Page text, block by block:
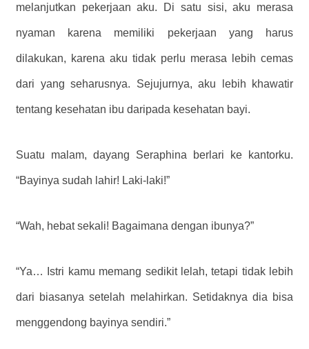
melanjutkan pekerjaan aku. Di satu sisi, aku merasa
nyaman karena memiliki pekerjaan yang harus
dilakukan, karena aku tidak perlu merasa lebih cemas
dari yang seharusnya. Sejujurnya, aku lebih khawatir
tentang kesehatan ibu daripada kesehatan bayi.
Suatu malam, dayang Seraphina berlari ke kantorku.
“Bayinya sudah lahir! Laki-laki!”
“Wah, hebat sekali! Bagaimana dengan ibunya?”
“Ya… Istri kamu memang sedikit lelah, tetapi tidak lebih
dari biasanya setelah melahirkan. Setidaknya dia bisa
menggendong bayinya sendiri.”